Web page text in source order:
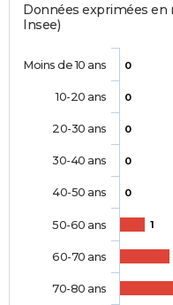
Données exprimées en
Insee)
0
0
0
0
0
1
Moins de 10 ans
10-20 ans
20-30 ans
30-40 ans
40-50 ans
50-60 ans
60-70 ans
70-80 ans